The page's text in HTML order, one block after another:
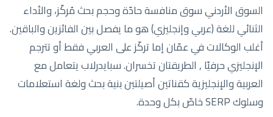
السوق الأردني سوق منافسة حادّة وحجم بحث مُركّز، والأداء
الثنائي للغة (عربي وإنجليزي) هو ما يفصل بين الفائزين والباقين.
أغلب الوكالات في عمّان إما تركّز على العربي فقط أو تترجم
الإنجليزي حرفيًا , الطريقتان تخسران. سبايدرلاب يتعامل مع
العربية والإنجليزية كقناتين أصيلتين بنية بحث ولغة استعلامات
وسلوك SERP خاصّ بكل وحدة.